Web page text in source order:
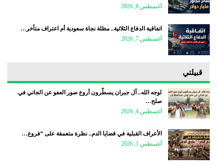
أغسطس 8, 2026
اتفاقية الدفاع الثلاثية.. مظلة نجاة سعودية أم اعتراف متأخر…
أغسطس 7, 2026
قبيلتي
لوجه الله.. آل جبران يسطّرون أروع صور العفو عن الجاني في
صلح…
أغسطس 4, 2026
الأعراف القبلية في قضايا الدم.. نظرة متعمقة على “فروع…
أغسطس 1, 2026